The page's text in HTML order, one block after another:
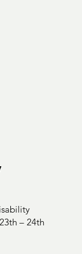
– 24th